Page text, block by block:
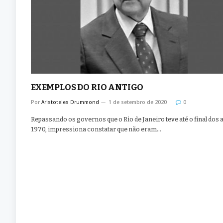
EXEMPLOS DO RIO ANTIGO
Por Aristoteles Drummond 1 de setembro de 2020 0
Repassando os governos que o Rio de Janeiro teve até o final dos
1970, impressiona constatar que não eram…